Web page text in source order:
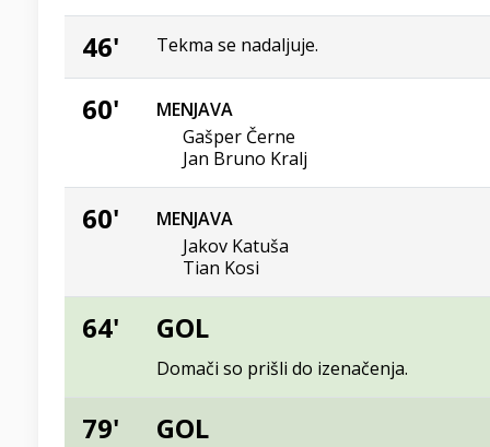
46' Tekma se nadaljuje.
60'
MENJAVA
Gašper Černe
Jan Bruno Kralj
60'
MENJAVA
Jakov Katuša
Tian Kosi
64' GOL
Domači so prišli do izenačenja.
79' GOL